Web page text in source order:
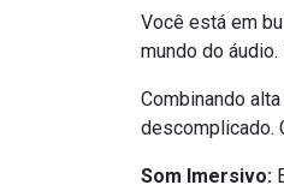
Você está em
mundo do
Combinando
descomplicado.
Som Imersivo: